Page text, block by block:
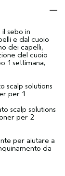
sebo in
e dal cuoio
dei capelli,
del cuoio
1 settimana;
scalp solutions
per 1
scalp solutions
per 2
per aiutare a
da